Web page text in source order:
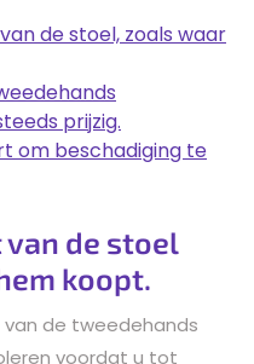
de stoel, zoals waar
prijzig.
om beschadiging te
de stoel
koopt.
de tweedehands
voordat u tot